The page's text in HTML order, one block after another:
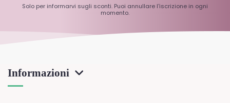
Solo per informarvi sugli sconti. Puoi annullare l'iscrizione in ogni
momento.
Informazioni